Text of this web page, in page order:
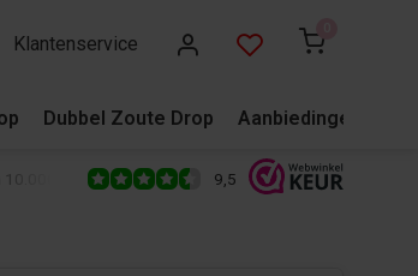
Klantenservice
Dubbel Zoute Drop Aanbiedingen
10.000+ reviews! 500+ snoepsoorten van de
9,5